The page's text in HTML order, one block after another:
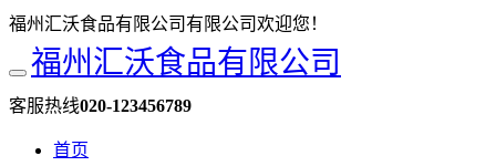
福州汇沃食品有限公司有限公司欢迎您！
福州汇沃食品有限公司
客服热线020-123456789
首页